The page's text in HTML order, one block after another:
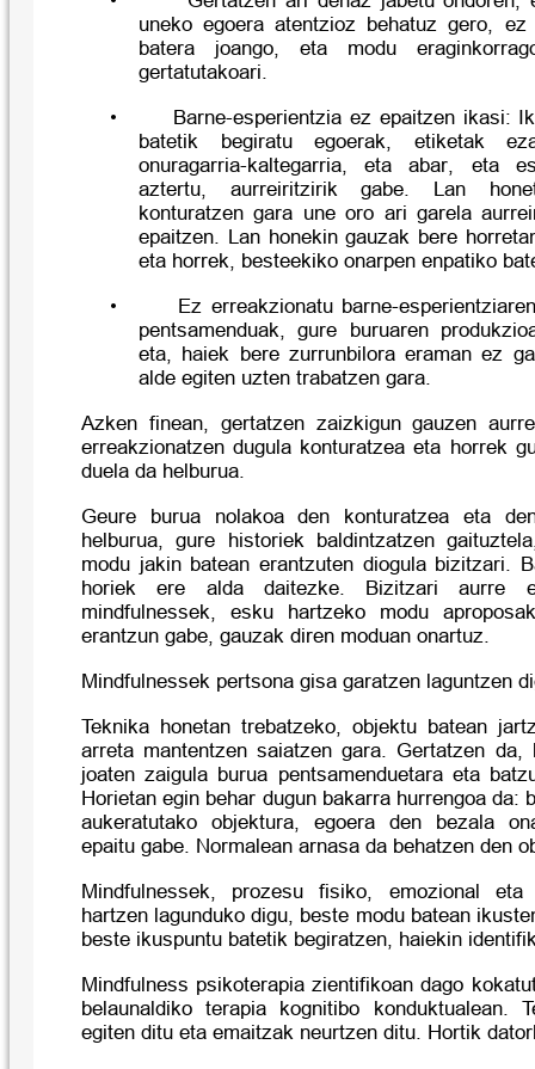
uneko egoera atentzioz behatuz gero,
batera joango, eta modu
gertatutakoari.
•
Barne-esperientzia ez epaitzen ikasi:
batetik begiratu egoerak, etiketak
onuragarria-kaltegarria, eta abar, eta
aztertu, aurreiritzirik gabe. Lan
konturatzen gara une oro ari garela
epaitzen. Lan honekin gauzak bere
eta horrek, besteekiko onarpen enpatiko
•
Ez erreakzionatu barne-
pentsamenduak, gure buruaren
eta, haiek bere zurrunbilora eraman ez
alde egiten uzten trabatzen gara.
Azken finean, gertatzen zaizkigun gauzen
erreakzionatzen dugula konturatzea eta horrek
duela da helburua.
Geure burua nolakoa den konturatzea eta
helburua, gure historiek baldintzatzen
modu jakin batean erantzuten diogula bizitzari.
horiek ere alda daitezke. Bizitzari aurre
mindfulnessek, esku hartzeko modu
erantzun gabe, gauzak diren moduan onartuz.
Mindfulnessek pertsona gisa garatzen laguntzen
Teknika honetan trebatzeko, objektu batean
arreta mantentzen saiatzen gara. Gertatzen da,
joaten zaigula burua pentsamenduetara eta
Horietan egin behar dugun bakarra hurrengoa da:
aukeratutako objektura, egoera den bezala
epaitu gabe. Normalean arnasa da behatzen den
Mindfulnessek, prozesu fisiko, emozional eta
hartzen lagunduko digu, beste modu batean
beste ikuspuntu batetik begiratzen, haiekin
Mindfulness psikoterapia zientifikoan dago
belaunaldiko terapia kognitibo konduktualean.
egiten ditu eta emaitzak neurtzen ditu. Hortik